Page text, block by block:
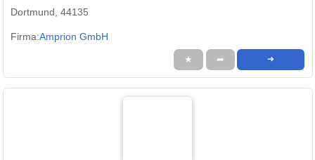
Dortmund, 44135
Firma:Amprion GmbH
★ ➦ ➜